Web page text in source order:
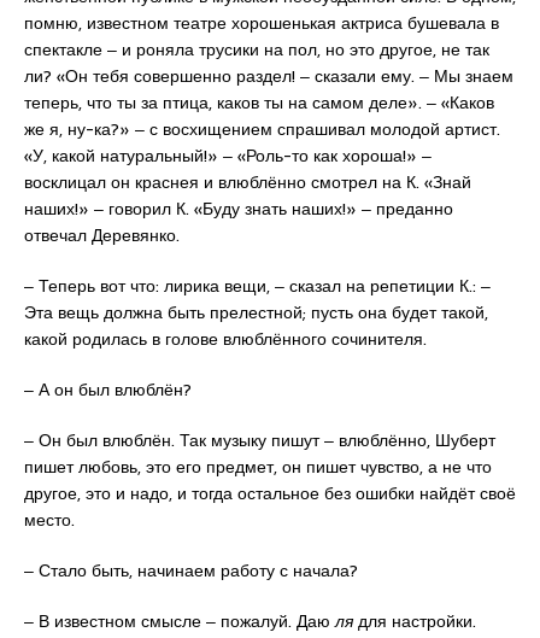
помню, известном театре хорошенькая актриса бушевала в
спектакле ‒ и роняла трусики на пол, но это другое, не так
ли? «Он тебя совершенно раздел! ‒ сказали ему. ‒ Мы знаем
теперь, что ты за птица, каков ты на самом деле». ‒ «Каков
же я, ну-ка?» ‒ с восхищением спрашивал молодой артист.
«У, какой натуральный!» ‒ «Роль-то как хороша!» ‒
восклицал он краснея и влюблённо смотрел на К. «Знай
наших!» ‒ говорил К. «Буду знать наших!» ‒ преданно
отвечал Деревянко.
‒ Теперь вот что: лирика вещи, ‒ сказал на репетиции К.: ‒
Эта вещь должна быть прелестной; пусть она будет такой,
какой родилась в голове влюблённого сочинителя.
‒ А он был влюблён?
‒ Он был влюблён. Так музыку пишут ‒ влюблённо, Шуберт
пишет любовь, это его предмет, он пишет чувство, а не что
другое, это и надо, и тогда остальное без ошибки найдёт своё
место.
‒ Стало быть, начинаем работу с начала?
‒ В известном смысле ‒ пожалуй. Даюлядля настройки.